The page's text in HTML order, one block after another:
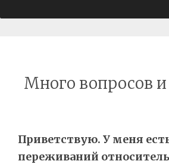
Много вопросов и
Приветствую. У меня
переживаний